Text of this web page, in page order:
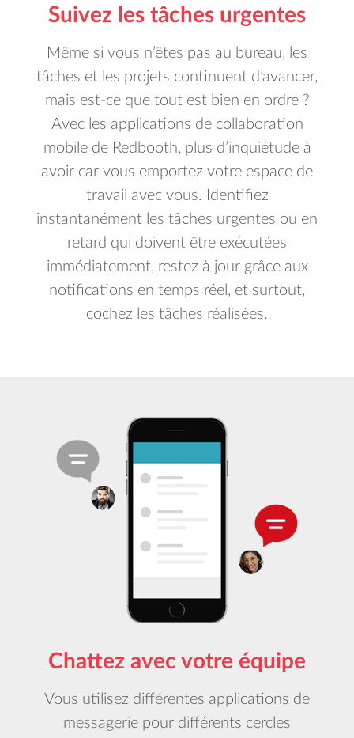
Suivez les tâches urgentes
Même si vous n’êtes pas au bureau, les
tâches et les projets continuent d’avancer,
mais est-ce que tout est bien en ordre ?
Avec les applications de collaboration
mobile de Redbooth, plus d’inquiétude à
avoir car vous emportez votre espace de
travail avec vous. Identifiez
instantanément les tâches urgentes ou en
retard qui doivent être exécutées
immédiatement, restez à jour grâce aux
notifications en temps réel, et surtout,
cochez les tâches réalisées.
Chattez avec votre équipe
Vous utilisez différentes applications de
messagerie pour différents cercles